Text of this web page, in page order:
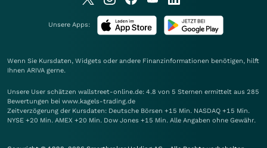
Unsere Apps:
Wenn Sie Kursdaten, Widgets oder andere Finanzinformationen benötigen, hilft
Ihnen ARIVA gerne.
Unsere User schätzen wallstreet-online.de: 4.8 von 5 Sternen ermittelt aus 285
Bewertungen bei www.kagels-trading.de
Zeitverzögerung der Kursdaten: Deutsche Börsen +15 Min. NASDAQ +15 Min.
NYSE +20 Min. AMEX +20 Min. Dow Jones +15 Min. Alle Angaben ohne Gewähr.